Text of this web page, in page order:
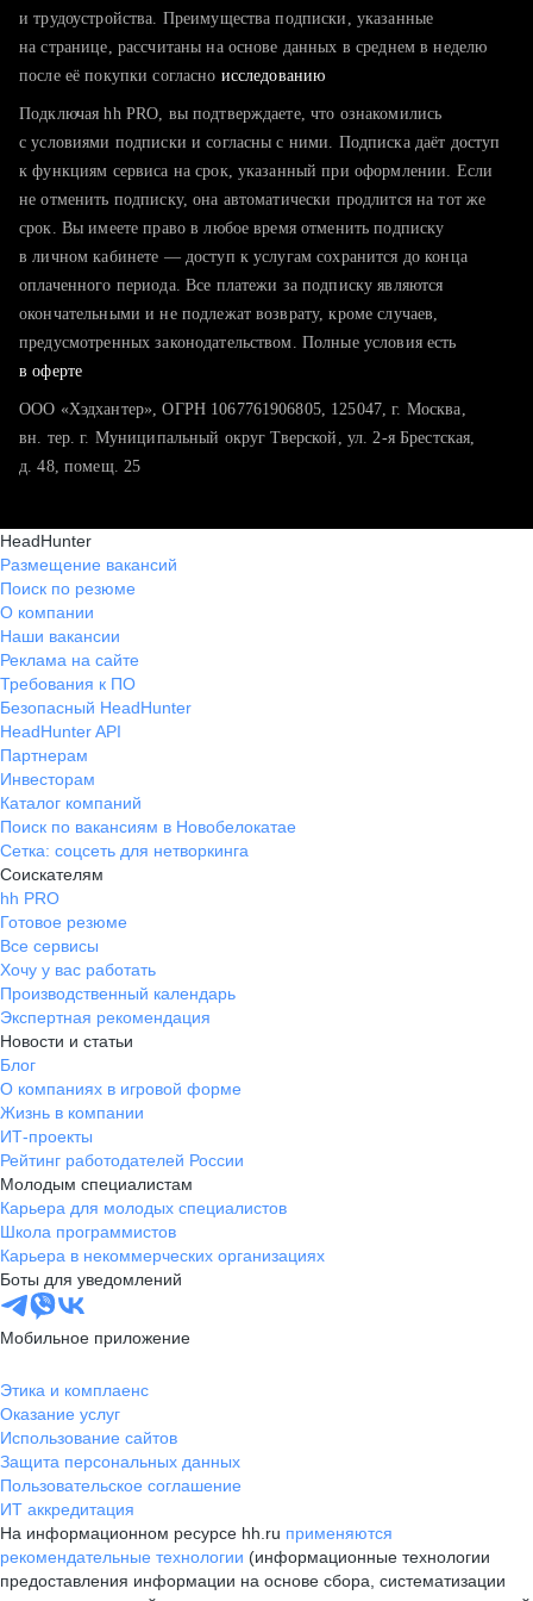
тратите много времени на поиск и вручную поднимаете
хотите сравнить себя с конкурентами и оценить шансы
и трудоустройства. Преимущества подписки, указанные
на странице, рассчитаны на основе данных в среднем в неделю
после её покупки согласно исследованию
Подключая hh PRO, вы подтверждаете, что ознакомились
с условиями подписки и согласны с ними. Подписка даёт доступ
к функциям сервиса на срок, указанный при оформлении. Если
не отменить подписку, она автоматически продлится на тот же
срок. Вы имеете право в любое время отменить подписку
в личном кабинете — доступ к услугам сохранится до конца
оплаченного периода. Все платежи за подписку являются
окончательными и не подлежат возврату, кроме случаев,
предусмотренных законодательством. Полные условия есть
в оферте
ООО «Хэдхантер», ОГРН 1067761906805, 125047, г. Москва,
вн. тер. г. Муниципальный округ Тверской, ул. 2-я Брестская,
д. 48, помещ. 25
HeadHunter
Размещение вакансий
Поиск по резюме
О компании
Наши вакансии
Реклама на сайте
Требования к ПО
Безопасный HeadHunter
HeadHunter API
Партнерам
Инвесторам
Каталог компаний
Поиск по вакансиям в Новобелокатае
Сетка: соцсеть для нетворкинга
Соискателям
hh PRO
Готовое резюме
Все сервисы
Хочу у вас работать
Производственный календарь
Экспертная рекомендация
Новости и статьи
Блог
О компаниях в игровой форме
Жизнь в компании
ИТ-проекты
Рейтинг работодателей России
Молодым специалистам
Карьера для молодых специалистов
Школа программистов
Карьера в некоммерческих организациях
Боты для уведомлений
Мобильное приложение
Этика и комплаенс
Оказание услуг
Использование сайтов
Защита персональных данных
Пользовательское соглашение
ИТ аккредитация
На информационном ресурсе hh.ru применяются
рекомендательные технологии (информационные технологии
предоставления информации на основе сбора, систематизации